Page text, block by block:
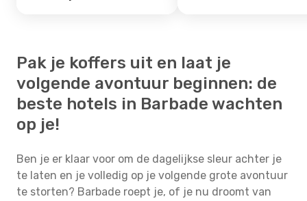
Pak je koffers uit en laat je
volgende avontuur beginnen: de
beste hotels in Barbade wachten
op je!
Ben je er klaar voor om de dagelijkse sleur achter je
te laten en je volledig op je volgende grote avontuur
te storten? Barbade roept je, of je nu droomt van